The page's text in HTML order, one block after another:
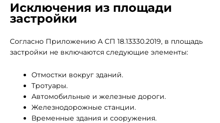
Исключения из площади
застройки
Согласно Приложению А СП 18.13330.2019, в площадь
застройки не включаются следующие элементы:
Отмостки вокруг зданий.
Тротуары.
Автомобильные и железные дороги.
Железнодорожные станции.
Временные здания и сооружения.